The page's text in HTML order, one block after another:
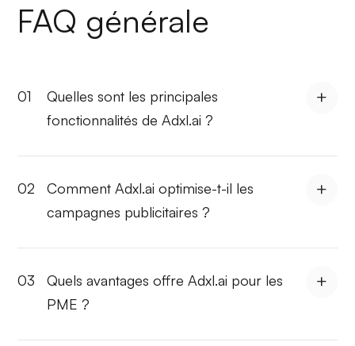
FAQ générale
01
Quelles sont les principales
fonctionnalités de Adxl.ai ?
02
Comment Adxl.ai optimise-t-il les
campagnes publicitaires ?
03
Quels avantages offre Adxl.ai pour les
PME ?